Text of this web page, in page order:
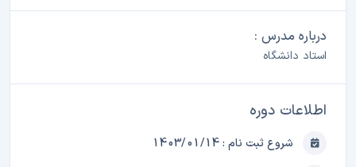
درباره مدرس :
استاد دانشگاه
اطلاعات دوره
شروع ثبت نام : 1403/01/14